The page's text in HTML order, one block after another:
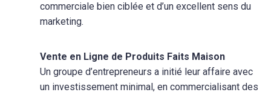
commerciale bien ciblée et d’un excellent sens du
marketing.
Vente en Ligne de Produits Faits Maison
Un groupe d’entrepreneurs a initié leur affaire avec
un investissement minimal, en commercialisant des